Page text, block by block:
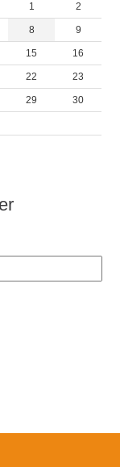
1
2
8 9
15 16
22 23
29 30